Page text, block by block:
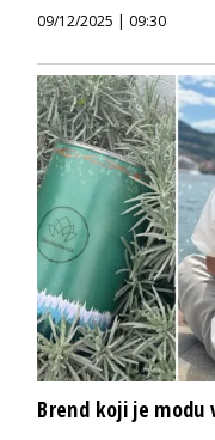
09/12/2025 | 09:30
Brend koji je